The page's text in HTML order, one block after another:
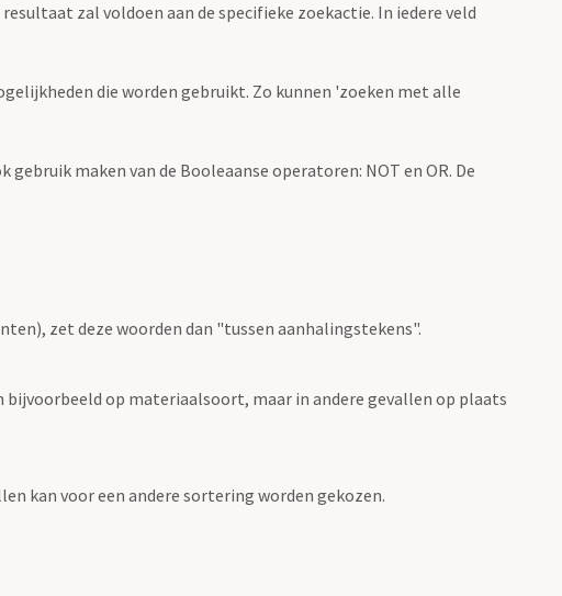
zal voldoen aan de specifieke zoekactie. In iedere veld
die worden gebruikt. Zo kunnen 'zoeken met alle
maken van de Booleaanse operatoren: NOT en OR. De
zet deze woorden dan "tussen aanhalingstekens".
op materiaalsoort, maar in andere gevallen op plaats
kan voor een andere sortering worden gekozen.